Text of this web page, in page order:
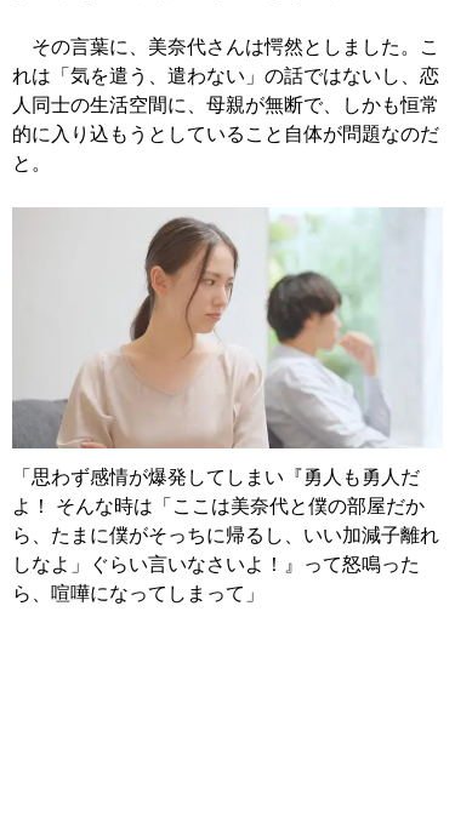
その言葉に、美奈代さんは愕然としました。こ
れは「気を遣う、遣わない」の話ではないし、恋
人同士の生活空間に、母親が無断で、しかも恒常
的に入り込もうとしていること自体が問題なのだ
と。
「思わず感情が爆発してしまい『勇人も勇人だ
よ！ そんな時は「ここは美奈代と僕の部屋だか
ら、たまに僕がそっちに帰るし、いい加減子離れ
しなよ」ぐらい言いなさいよ！』って怒鳴った
ら、喧嘩になってしまって」